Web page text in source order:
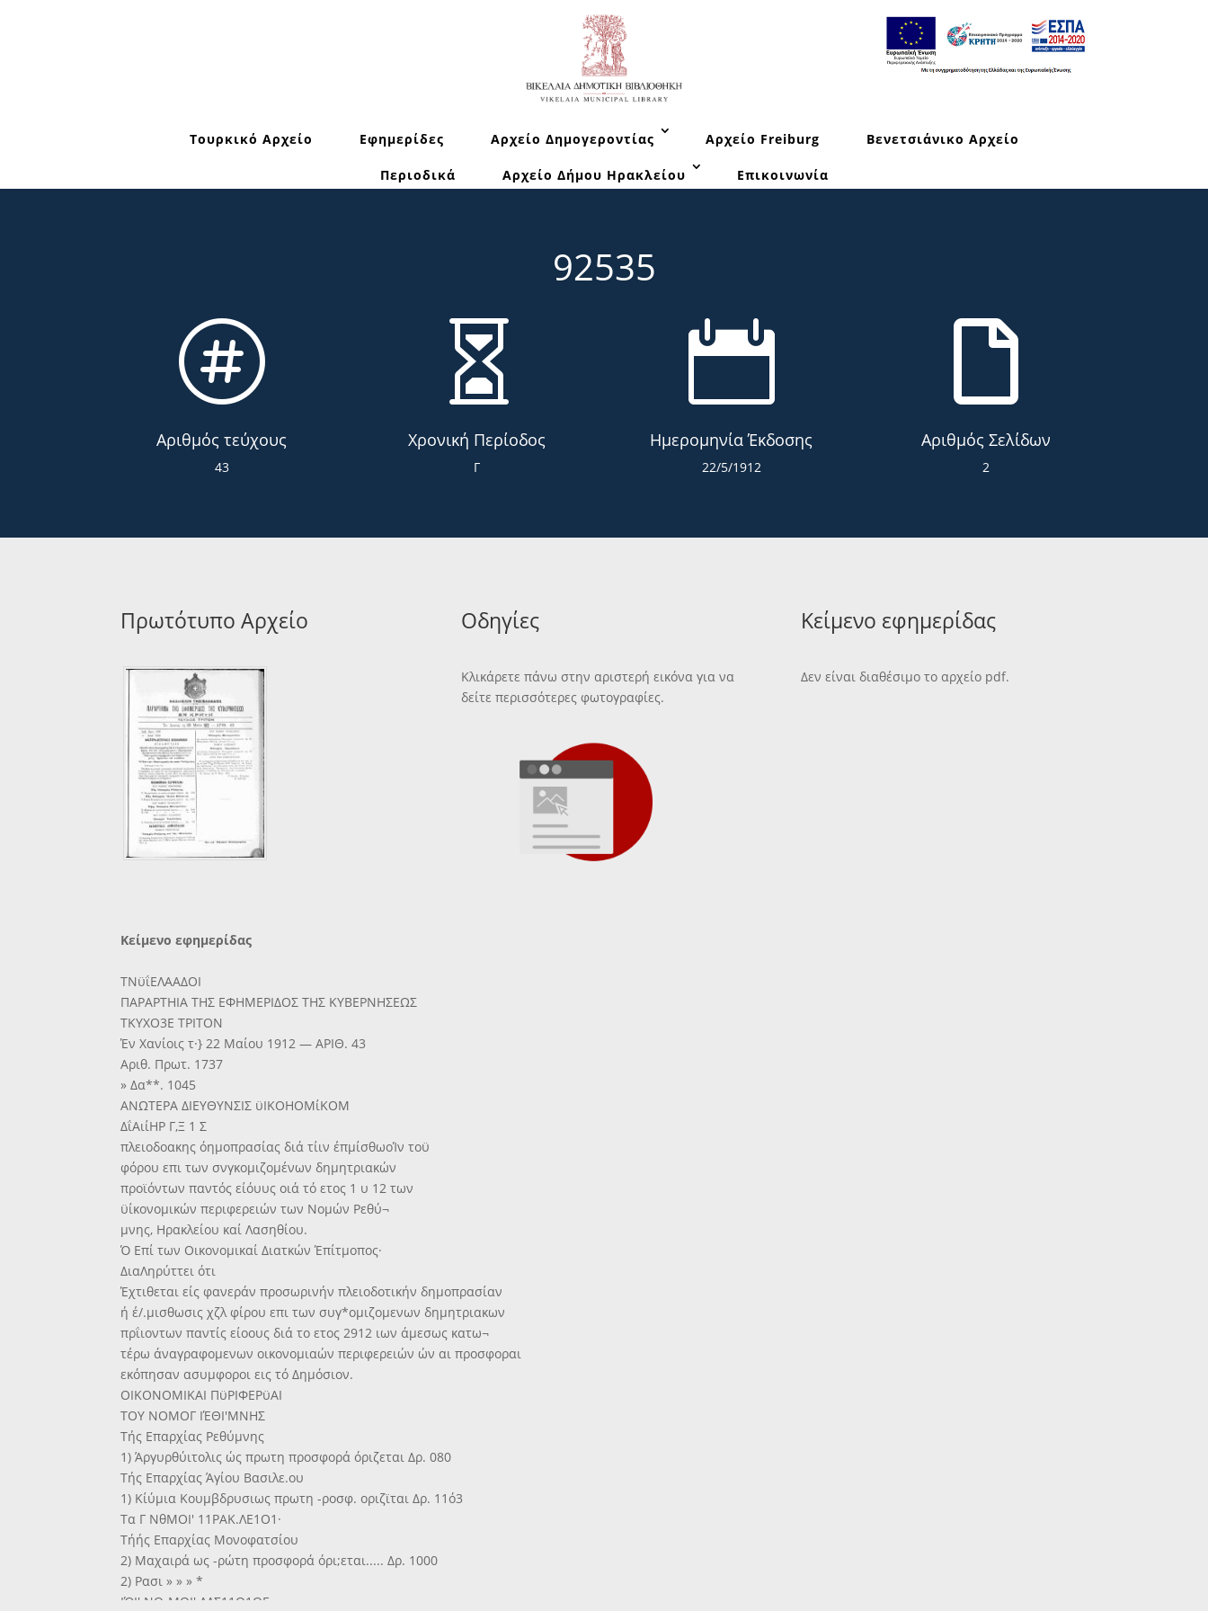
Τουρκικό Αρχείο Εφημερίδες Αρχείο Δημογεροντίας Αρχείο Freiburg Βενετσιάνικο Αρχείο
Περιοδικά Αρχείο Δήμου Ηρακλείου Επικοινωνία
92535

Αριθμός τεύχους
43

Χρονική Περίοδος
Γ

Ημερομηνία Έκδοσης
22/5/1912

Αριθμός Σελίδων
2
Πρωτότυπο Αρχείο Οδηγίες
Κλικάρετε πάνω στην αριστερή εικόνα για να
δείτε περισσότερες φωτογραφίες.
Κείμενο εφημερίδας
Δεν είναι διαθέσιμο το αρχείο pdf.
Κείμενο εφημερίδας
ΤΝϋΐΕΛΑΑΔΟΙ
ΠΑΡΑΡΤΗΙΑ ΤΗΣ ΕΦΗΜΕΡΙΔΟΣ ΤΗΣ ΚΥΒΕΡΝΗΣΕΩΣ
ΤΚΥΧΟ3Ε ΤΡΙΤΟΝ
Έν Χανίοις τ·} 22 Μαίου 1912 — ΑΡΙΘ. 43
Αριθ. Πρωτ. 1737
» Δα**. 1045
ΑΝΩΤΕΡΑ ΔΙΕΥΘΥΝΣΙΣ ϋΙΚΟΗΟΜίΚΟΜ
ΔΐΑιίΗΡ Γ,Ξ 1 Σ
πλειοδοακης όημοπρασίας διά τίιν έπμίσθωοΊν τοϋ
φόρου επι των σνγκομιζομένων δημητριακών
προϊόντων παντός είόυυς οιά τό ετος 1 υ 12 των
ϋίκονομικών περιφερειών των Νομών Ρεθύ¬
μνης, Ηρακλείου καί Λασηθίου.
Ό Επί των Οικονομικαί Διατκών Έπίτμοπος·
ΔιαΛηρύττει ότι
Έχτιθεται είς φανεράν προσωρινήν πλειοδοτικήν δημοπρασίαν
ή έ/.μισθωσις χζλ φίρου επι των συγ*ομιζομενων δημητριακων
πρΐιοντων παντίς είοους διά το ετος 2912 ιων άμεσως κατω¬
τέρω άναγραφομενων οικονομιαών περιφερειών ών αι προσφοραι
εκόπησαν ασυμφοροι εις τό Δημόσιον.
ΟΙΚΟΝΟΜΙΚΑΙ ΠϋΡΙΦΕΡϋΑΙ
ΤΟΥ ΝΟΜΟΓ ΙΈΘΙ'ΜΝΗΣ
Τής Επαρχίας Ρεθύμνης
1) Άργυρθύιτολις ώς πρωτη προσφορά όριζεται Δρ. 080
Τής Επαρχίας Άγίου Βασιλε.ου
1) Κίύμια Κουμβδρυσιως πρωτη -ροσφ. οριζϊται Δρ. 11ό3
Τα Γ ΝθΜΟΙ' 11ΡΑΚ.ΛΕ1Ο1·
Τήής Επαρχίας Μονοφατσίου
2) Μαχαιρά ως -ρώτη προσφορά όρι;εται..... Δρ. 1000
2) Ρασι » » » *
ΙΌΙ' ΝΟ-ΜΟΙ' ΛΛΣ11Θ1ΟΓ